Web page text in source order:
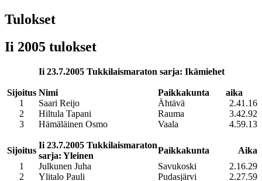
Tulokset
Ii 2005 tulokset
Ii 23.7.2005 Tukkilaismaraton sarja: Ikämiehet
Sijoitus Nimi Paikkakunta
aika
1
Saari Reijo Ähtävä
2.41.16
2
Hiltula Tapani Rauma
3.42.92
3
Hämäläinen Osmo Vaala 4.59.13
Sijoitus
Ii 23.7.2005 Tukkilaismaraton
sarja: Yleinen
Paikkakunta
Aika
1
Julkunen Juha Savukoski
2.16.29
2
Ylitalo Pauli Pudasjärvi
2.27.59